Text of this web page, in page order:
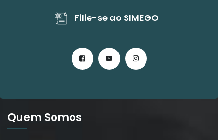
Filie-se ao SIMEGO
Quem Somos